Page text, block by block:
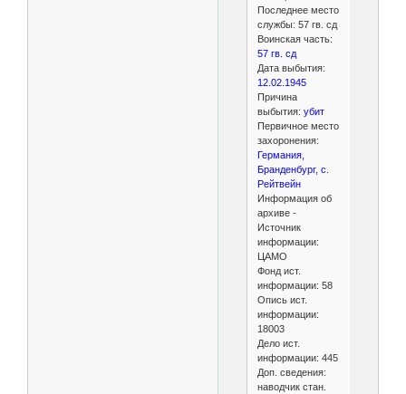
Последнее место
службы: 57 гв. сд
Воинская часть:
57 гв. сд
Дата выбытия:
12.02.1945
Причина
выбытия: убит
Первичное место
захоронения:
Германия,
Бранденбург, с.
Рейтвейн
Информация об
архиве -
Источник
информации:
ЦАМО
Фонд ист.
информации: 58
Опись ист.
информации:
18003
Дело ист.
информации: 445
Доп. сведения:
наводчик стан.